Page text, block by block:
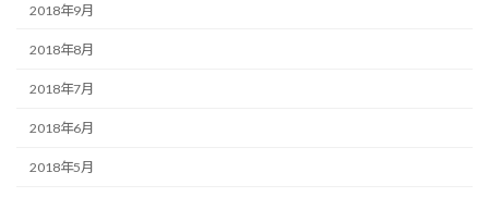
2018年9月
2018年8月
2018年7月
2018年6月
2018年5月